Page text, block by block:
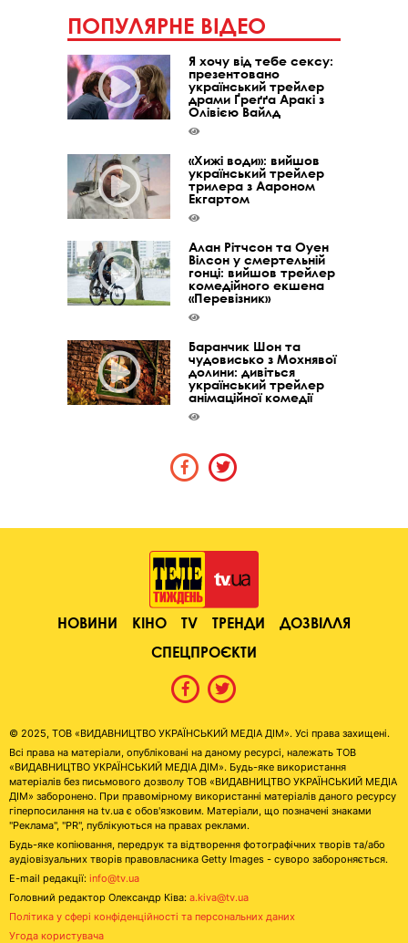
ПОПУЛЯРНЕ ВІДЕО
Я хочу від тебе сексу:
презентовано
український трейлер
драми Ґреґґа Аракі з
Олівією Вайлд
«Хижі води»: вийшов
український трейлер
трилера з Аароном
Екгартом
Алан Рітчсон та Оуен
Вілсон у смертельній
гонці: вийшов трейлер
комедійного екшена
«Перевізник»
Баранчик Шон та
чудовисько з Мохнявої
долини: дивіться
український трейлер
анімаційної комедії
НОВИНИ КІНО TV ТРЕНДИ
ДОЗВІЛЛЯ
СПЕЦПРОЄКТИ
© 2025, ТОВ «ВИДАВНИЦТВО УКРАЇНСЬКИЙ МЕДІА ДІМ». Усі права захищені.
Всі права на матеріали, опубліковані на даному ресурсі, належать ТОВ
«ВИДАВНИЦТВО УКРАЇНСЬКИЙ МЕДІА ДІМ». Будь-яке використання
матеріалів без письмового дозволу ТОВ «ВИДАВНИЦТВО УКРАЇНСЬКИЙ МЕДІА
ДІМ» заборонено. При правомірному використанні матеріалів даного ресурсу
гіперпосилання на tv.ua є обов'язковим. Матеріали, що позначені знаками
"Реклама", "PR", публікуються на правах реклами.
Будь-яке копіювання, передрук та відтворення фотографічних творів та/або
аудіовізуальних творів правовласника Getty Images - суворо забороняється.
E-mail редакції: info@tv.ua
Головний редактор Олександр Ківа: a.kiva@tv.ua
Політика у сфері конфіденційності та персональних даних
Угода користувача